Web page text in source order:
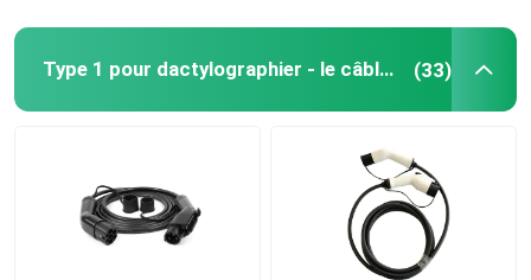
Type 1 pour dactylographier - le câble de 2 EV (33)